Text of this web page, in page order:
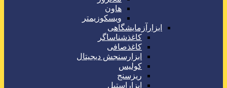
هاون
ویسکوزیمتر
ابزارآزمایشگاهی
کاغذشناساگر
کاغذصافی
ابزارسنجش دیجیتال
کولیس
ریزسنج
ابزاراستیل